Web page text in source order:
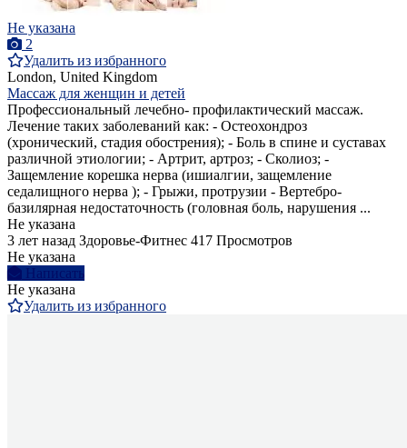
Не указана
2
Удалить из избранного
London, United Kingdom
Массаж для женщин и детей
Профессиональный лечебно- профилактический массаж.
Лечение таких заболеваний как: - Остеохондроз
(хронический, стадия обострения); - Боль в спине и суставах
различной этиологии; - Артрит, артроз; - Сколиоз; -
Защемление корешка нерва (ишиалгии, защемление
седалищного нерва ); - Грыжи, протрузии - Вертебро-
базилярная недостаточность (головная боль, нарушения ...
Не указана
3 лет назад Здоровье-Фитнес 417 Просмотров
Не указана
Написать
Не указана
Удалить из избранного